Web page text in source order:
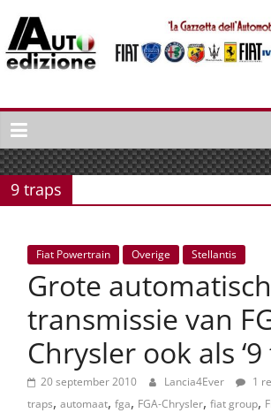
naar
inhoud
Auto
Edizione
La
Gazetta
dell'Automobile
Italiaans
autonieuws
lifestyle
9 traps
Fiat Powertrain Overige Stellantis
Grote
transmissie van
Chrysler ook als ‘9
20 september 2010 Lancia4Ever 1
traps, automaat, fga, FGA-Chrysler, fiat group,